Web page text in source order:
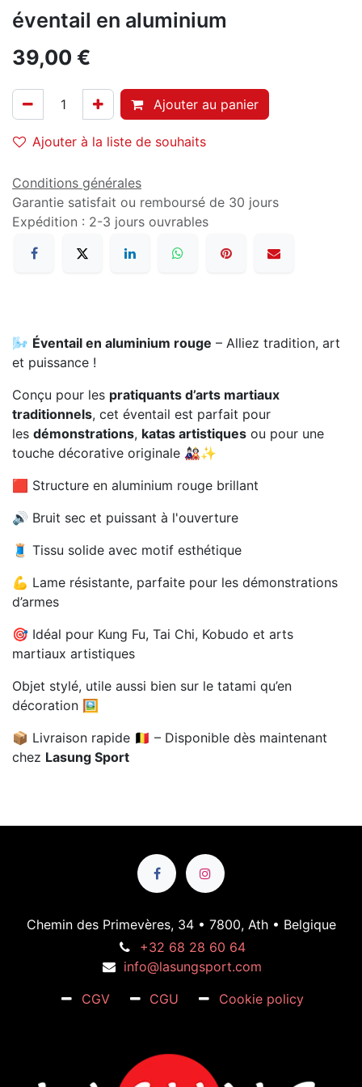
éventail en aluminium
39,00 €
Ajouter au panier
Ajouter à la liste de souhaits
Conditions générales
Garantie satisfait ou remboursé de 30 jours
Expédition : 2-3 jours ouvrables
🌬️ Éventail en aluminium rouge – Alliez tradition, art
et puissance !
Conçu pour les pratiquants d’arts martiaux
traditionnels, cet éventail est parfait pour
les démonstrations, katas artistiques ou pour une
touche décorative originale 🎎✨
🟥 Structure en aluminium rouge brillant
🔊 Bruit sec et puissant à l'ouverture
🧵 Tissu solide avec motif esthétique
💪 Lame résistante, parfaite pour les démonstrations
d’armes
🎯 Idéal pour Kung Fu, Tai Chi, Kobudo et arts
martiaux artistiques
Objet stylé, utile aussi bien sur le tatami qu’en
décoration 🖼️
📦 Livraison rapide 🇧🇪 – Disponible dès maintenant
chez Lasung Sport
Chemin des Primevères, 34 • 7800, Ath • Belgique
+32 68 28 60 64
info@lasungsport.com
CGV
CGU Cookie policy